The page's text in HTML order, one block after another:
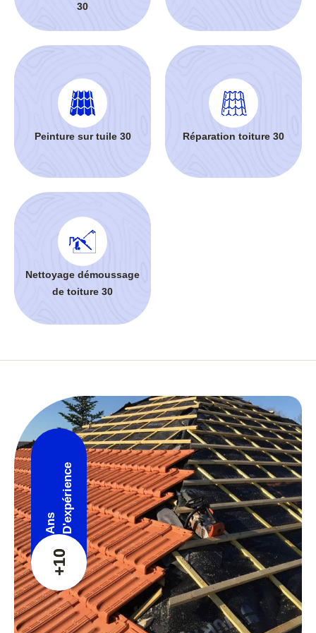
30
Peinture sur tuile 30 Réparation toiture 30
Nettoyage démoussage
de toiture 30
+10
Ans D'expérience